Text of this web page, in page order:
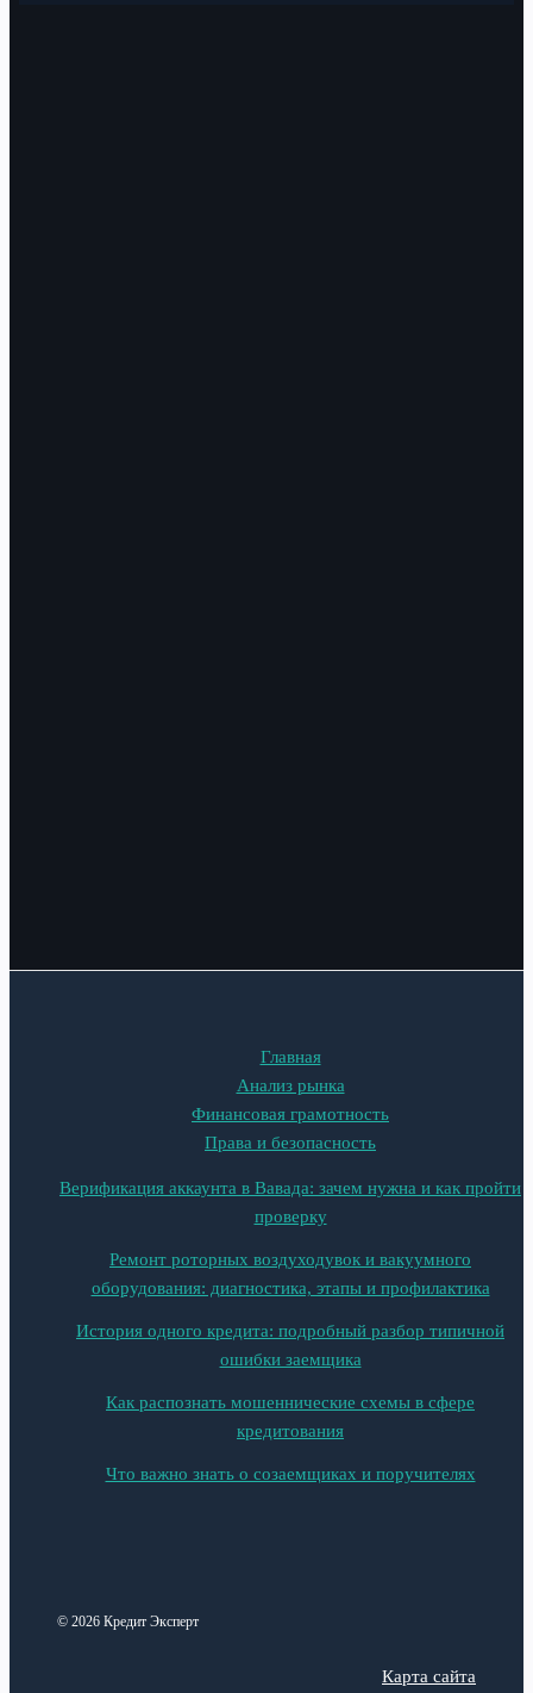
Главная
Анализ рынка
Финансовая грамотность
Права и безопасность
Верификация аккаунта в Вавада: зачем нужна и как пройти
проверку
Ремонт роторных воздуходувок и вакуумного
оборудования: диагностика, этапы и профилактика
История одного кредита: подробный разбор типичной
ошибки заемщика
Как распознать мошеннические схемы в сфере
кредитования
Что важно знать о созаемщиках и поручителях
© 2026 Кредит Эксперт
Карта сайта